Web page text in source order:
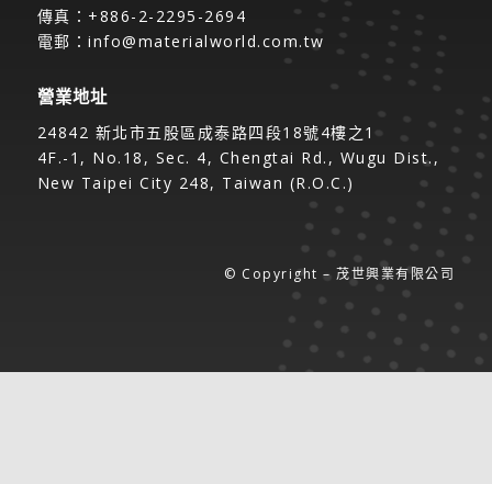
傳真：+886-2-2295-2694
電郵：info@materialworld.com.tw
營業地址
24842 新北市五股區成泰路四段18號4樓之1
4F.-1, No.18, Sec. 4, Chengtai Rd., Wugu Dist.,
New Taipei City 248, Taiwan (R.O.C.)
© Copyright – 茂世興業有限公司